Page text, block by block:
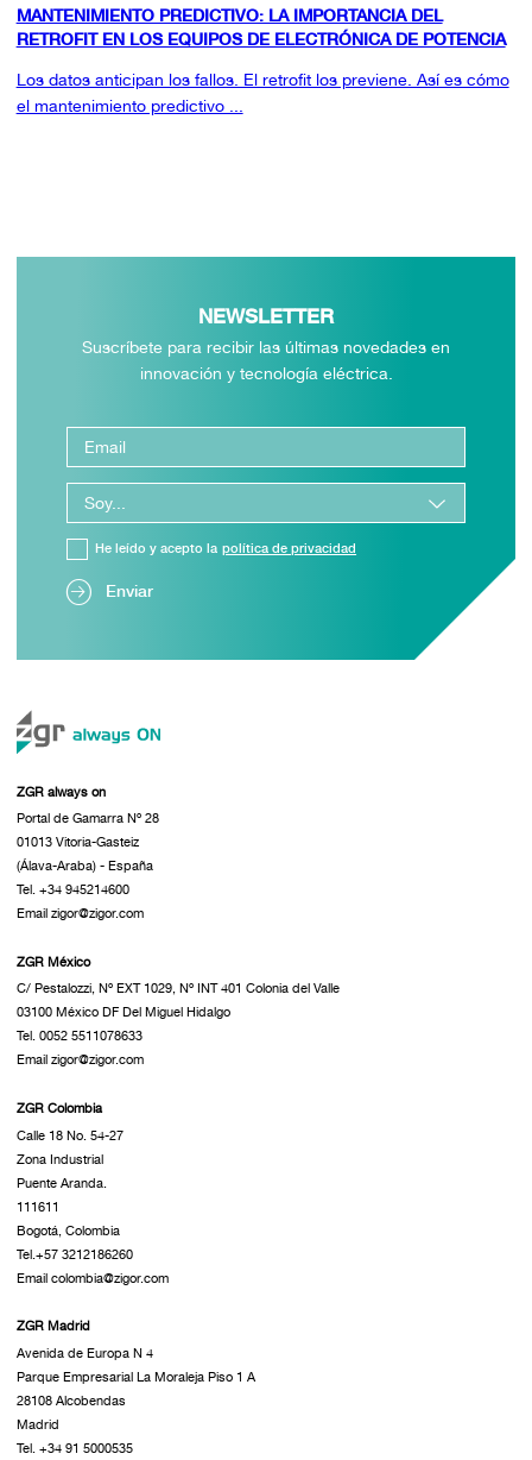
MANTENIMIENTO PREDICTIVO: LA IMPORTANCIA DEL
RETROFIT EN LOS EQUIPOS DE ELECTRÓNICA DE POTENCIA
Los datos anticipan los fallos. El retrofit los previene. Así es cómo
el mantenimiento predictivo ...
NEWSLETTER
Suscríbete para recibir las últimas novedades en
innovación y tecnología eléctrica.
Enviar
He leído y acepto la política de privacidad
ZGR always on
Portal de Gamarra Nº 28
01013 Vitoria-Gasteiz
(Álava-Araba) - España
Tel. +34 945214600
Email zigor@zigor.com
ZGR México
C/ Pestalozzi, Nº EXT 1029, Nº INT 401 Colonia del Valle
03100 México DF Del Miguel Hidalgo
Tel. 0052 5511078633
Email zigor@zigor.com
ZGR Colombia
Calle 18 No. 54-27
Zona Industrial
Puente Aranda.
111611
Bogotá, Colombia
Tel.+57 3212186260
Email colombia@zigor.com
ZGR Madrid
Avenida de Europa N 4
Parque Empresarial La Moraleja Piso 1 A
28108 Alcobendas
Madrid
Tel. +34 91 5000535